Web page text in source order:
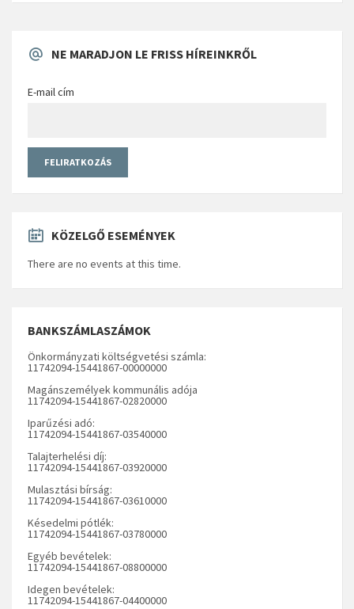
NE MARADJON LE FRISS HÍREINKRŐL
E-mail cím
KÖZELGŐ ESEMÉNYEK
There are no events at this time.
BANKSZÁMLASZÁMOK
Önkormányzati költségvetési számla:
11742094-15441867-00000000
Magánszemélyek kommunális adója
11742094-15441867-02820000
Iparűzési adó:
11742094-15441867-03540000
Talajterhelési díj:
11742094-15441867-03920000
Mulasztási bírság:
11742094-15441867-03610000
Késedelmi pótlék:
11742094-15441867-03780000
Egyéb bevételek:
11742094-15441867-08800000
Idegen bevételek:
11742094-15441867-04400000